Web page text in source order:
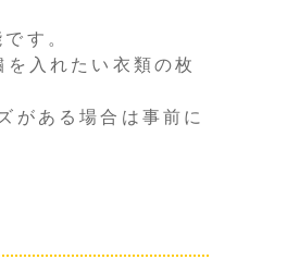
す。
入れたい衣類の枚
がある場合は事前に